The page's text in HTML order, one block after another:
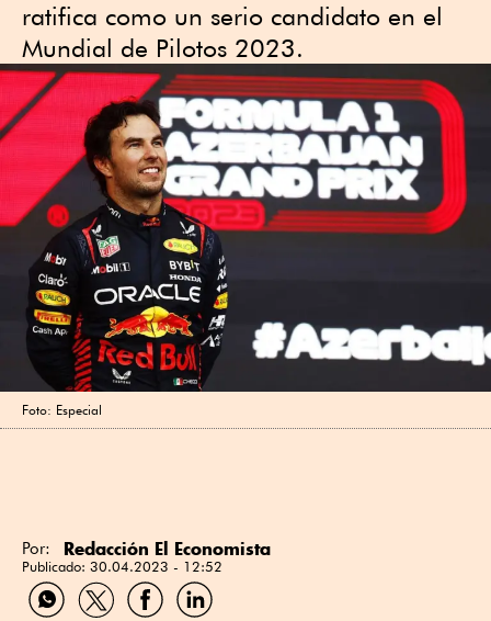
ratifica como un serio candidato en el
Mundial de Pilotos 2023.
Foto: Especial
Por: Redacción El Economista
Publicado: 30.04.2023 - 12:52
Compartir
por
Compartir
por
Compartir
por
Compartir
por